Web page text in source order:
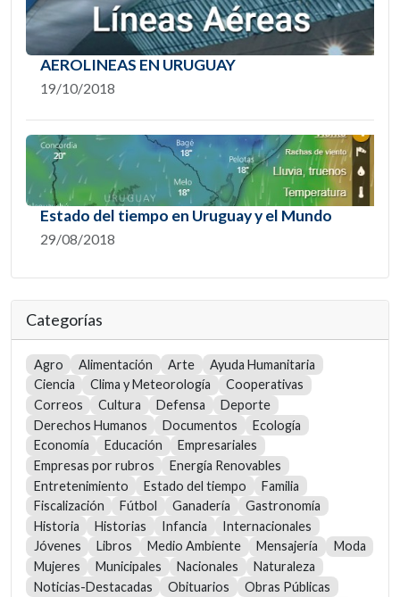
AEROLINEAS EN URUGUAY
19/10/2018
Estado del tiempo en Uruguay y el Mundo
29/08/2018
Categorías
Agro Alimentación Arte
Ayuda Humanitaria
Ciencia
Clima y Meteorología
Cooperativas
Correos
Cultura Defensa
Deporte
Derechos Humanos
Documentos
Ecología
Economía
Educación
Empresariales
Empresas por rubros
Energía Renovables
Entretenimiento
Estado del tiempo
Familia
Fiscalización
Fútbol Ganadería
Gastronomía
Historia
Historias Infancia
Internacionales
Jóvenes
Libros Medio Ambiente Mensajería
Moda
Mujeres
Municipales Nacionales
Naturaleza
Noticias-Destacadas
Obituarios
Obras Públicas